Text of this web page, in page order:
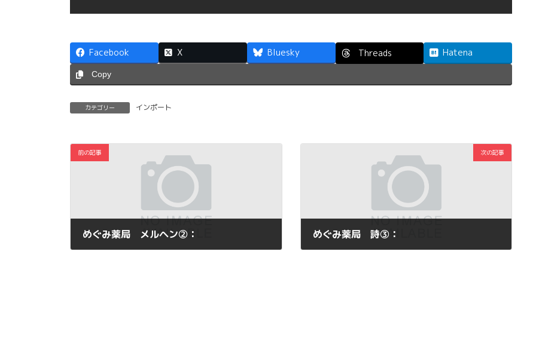
Facebook X Bluesky Threads Hatena
Copy
カテゴリー インポート
前の記事
めぐみ薬局 メルヘン②：
次の記事
めぐみ薬局 詩③：